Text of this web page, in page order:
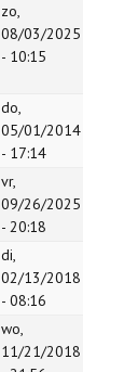
zo,
08/03/2025
- 10:15
do,
05/01/2014
- 17:14
vr,
09/26/2025
- 20:18
di,
02/13/2018
- 08:16
wo,
11/21/2018